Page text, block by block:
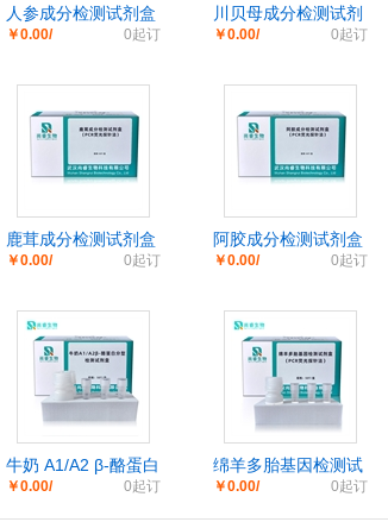
人参成分检测试剂盒
（PCR荧光探针法）
￥0.00/ 0起订
川贝母成分检测试剂
盒（PCR荧光探针
￥0.00/ 0起订
鹿茸成分检测试剂盒
（PCR荧光探针法）
￥0.00/ 0起订
阿胶成分检测试剂盒
（PCR荧光探针法）
￥0.00/ 0起订
牛奶 A1/A2 β-酪蛋白
分型检测试剂盒
￥0.00/ 0起订
绵羊多胎基因检测试
剂盒
￥0.00/ 0起订